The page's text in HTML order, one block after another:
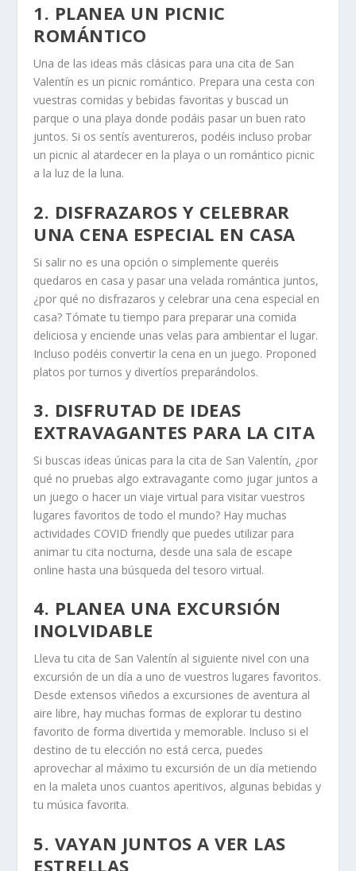
1. PLANEA UN PICNIC
ROMÁNTICO
Una de las ideas más clásicas para una cita de San
Valentín es un picnic romántico. Prepara una cesta con
vuestras comidas y bebidas favoritas y buscad un
parque o una playa donde podáis pasar un buen rato
juntos. Si os sentís aventureros, podéis incluso probar
un picnic al atardecer en la playa o un romántico picnic
a la luz de la luna.
2. DISFRAZAROS Y CELEBRAR
UNA CENA ESPECIAL EN CASA
Si salir no es una opción o simplemente queréis
quedaros en casa y pasar una velada romántica juntos,
¿por qué no disfrazaros y celebrar una cena especial en
casa? Tómate tu tiempo para preparar una comida
deliciosa y enciende unas velas para ambientar el lugar.
Incluso podéis convertir la cena en un juego. Proponed
platos por turnos y divertíos preparándolos.
3. DISFRUTAD DE IDEAS
EXTRAVAGANTES PARA LA CITA
Si buscas ideas únicas para la cita de San Valentín, ¿por
qué no pruebas algo extravagante como jugar juntos a
un juego o hacer un viaje virtual para visitar vuestros
lugares favoritos de todo el mundo? Hay muchas
actividades COVID friendly que puedes utilizar para
animar tu cita nocturna, desde una sala de escape
online hasta una búsqueda del tesoro virtual.
4. PLANEA UNA EXCURSIÓN
INOLVIDABLE
Lleva tu cita de San Valentín al siguiente nivel con una
excursión de un día a uno de vuestros lugares favoritos.
Desde extensos viñedos a excursiones de aventura al
aire libre, hay muchas formas de explorar tu destino
favorito de forma divertida y memorable. Incluso si el
destino de tu elección no está cerca, puedes
aprovechar al máximo tu excursión de un día metiendo
en la maleta unos cuantos aperitivos, algunas bebidas y
tu música favorita.
5. VAYAN JUNTOS A VER LAS
ESTRELLAS